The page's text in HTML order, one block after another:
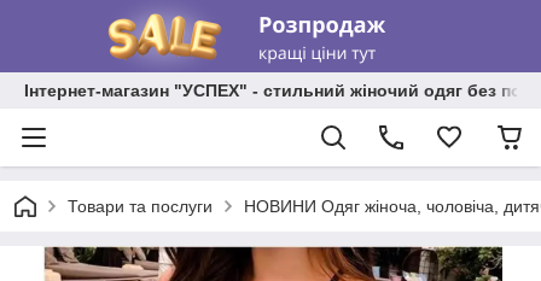
Інтернет-магазин "УСПЕХ" - стильний жіночий одяг без
Товари та послуги НОВИНИ Одяг жіноча, чоловіча,